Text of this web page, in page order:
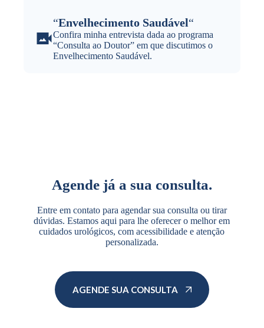
“Envelhecimento Saudável“
Confira minha entrevista dada ao programa
“Consulta ao Doutor” em que discutimos o
Envelhecimento Saudável.
Agende já a sua consulta.
Entre em contato para agendar sua consulta ou tirar
dúvidas. Estamos aqui para lhe oferecer o melhor em
cuidados urológicos, com acessibilidade e atenção
personalizada.
AGENDE SUA CONSULTA